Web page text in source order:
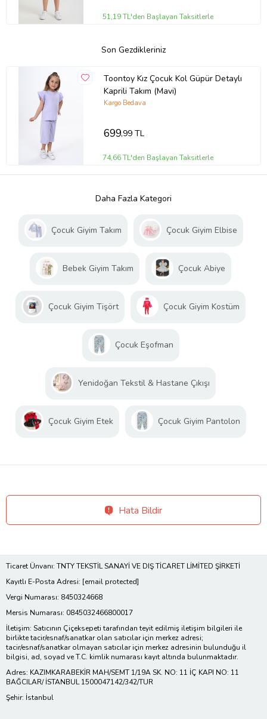
51,19 TL'den Başlayan Taksitlerle
Son Gezdikleriniz
Toontoy Kız Çocuk Kol Güpür Detaylı
Kaprili Takım (Mavi)
Kargo Bedava
699,99 TL
74,66 TL'den Başlayan Taksitlerle
Daha Fazla Kategori
Çocuk Giyim Takım Çocuk Giyim Elbise
Bebek Giyim Takım Çocuk Abiye
Çocuk Giyim Tişört Çocuk Giyim Kostüm
Çocuk Eşofman
Yenidoğan Tekstil & Hastane Çıkışı
Çocuk Giyim Etek Çocuk Giyim Pantolon
Hata Bildir
Ticaret Ünvanı: TNTY TEKSTİL SANAYİ VE DIŞ TİCARET LİMİTED ŞİRKETİ
Kayıtlı E-Posta Adresi: [email protected]
Vergi Numarası: 8450324668
Mersis Numarası: 0845032466800017
İletişim: Satıcının Çiçeksepeti tarafından teyit edilmiş iletişim bilgileri ile
birlikte tacir/esnaf/sanatkar olan satıcılar için merkez adresi;
tacir/esnaf/sanatkar olmayan satıcılar için merkez adresinin bulunduğu il
bilgisi, ad, soyad ve T.C. kimlik numarası kayıt altında bulunmaktadır.
Adres: KAZIMKARABEKİR MAH/SEMT 1/19A SK. NO: 11 İÇ KAPI NO: 11
BAĞCILAR/ İSTANBUL 1500047142/342/TUR
Şehir: İstanbul